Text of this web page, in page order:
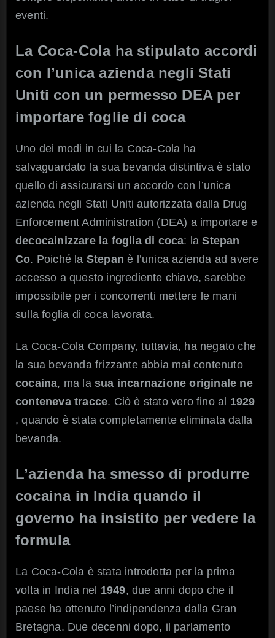
eventi.
La Coca-Cola ha stipulato accordi
con l’unica azienda negli Stati
Uniti con un permesso DEA per
importare foglie di coca
Uno dei modi in cui la Coca-Cola ha
salvaguardato la sua bevanda distintiva è stato
quello di assicurarsi un accordo con l’unica
azienda negli Stati Uniti autorizzata dalla Drug
Enforcement Administration (DEA) a importare e
decocainizzare la foglia di coca: laStepan
Co. Poiché la Stepan è l’unica azienda ad avere
accesso a questo ingrediente chiave, sarebbe
impossibile per i concorrenti mettere le mani
sulla foglia di coca lavorata.
La Coca-Cola Company, tuttavia, ha negato che
la sua bevanda frizzante abbia mai contenuto
cocaina, ma lasua incarnazione originale ne
conteneva tracce. Ciò è stato vero fino al 1929
, quando è stata completamente eliminata dalla
bevanda.
L’azienda ha smesso di produrre
cocaina in India quando il
governo ha insistito per vedere la
formula
La Coca-Cola è stata introdotta per la prima
volta in India nel 1949, due anni dopo che il
paese ha ottenuto l’indipendenza dalla Gran
Bretagna. Due decenni dopo, il parlamento